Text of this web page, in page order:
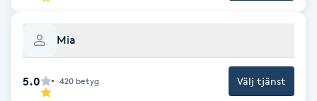
Fransförlängning
Mia
5.0 420 betyg Välj tjänst